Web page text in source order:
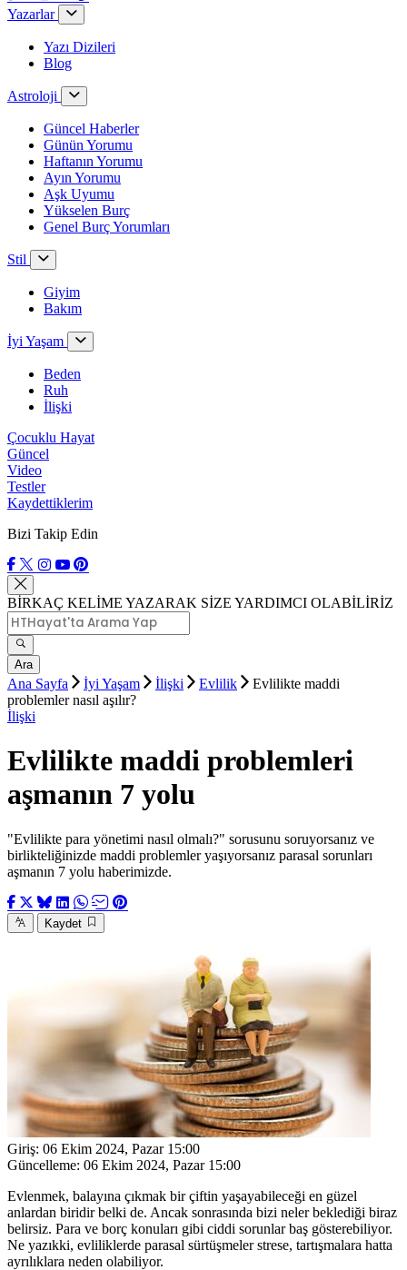
Yazarlar
Yazı Dizileri
Blog
Astroloji
Güncel Haberler
Günün Yorumu
Haftanın Yorumu
Ayın Yorumu
Aşk Uyumu
Yükselen Burç
Genel Burç Yorumları
Stil
Giyim
Bakım
İyi Yaşam
Beden
Ruh
İlişki
Çocuklu Hayat
Güncel
Video
Testler
Kaydettiklerim
Bizi Takip Edin
BİRKAÇ KELİME YAZARAK SİZE YARDIMCI OLABİLİRİZ
Ara
Ana Sayfa İyi Yaşam İlişki Evlilik
Evlilikte maddi
problemler nasıl aşılır?
İlişki
Evlilikte maddi problemleri
aşmanın 7 yolu
"Evlilikte para yönetimi nasıl olmalı?" sorusunu soruyorsanız ve
birlikteliğinizde maddi problemler yaşıyorsanız parasal sorunları
aşmanın 7 yolu haberimizde.
Kaydet
Giriş: 06 Ekim 2024, Pazar 15:00
Güncelleme: 06 Ekim 2024, Pazar 15:00
Evlenmek, balayına çıkmak bir çiftin yaşayabileceği en güzel
anlardan biridir belki de. Ancak sonrasında bizi neler beklediği biraz
belirsiz. Para ve borç konuları gibi ciddi sorunlar baş gösterebiliyor.
Ne yazıkki, evliliklerde parasal sürtüşmeler strese, tartışmalara hatta
ayrılıklara neden olabiliyor.